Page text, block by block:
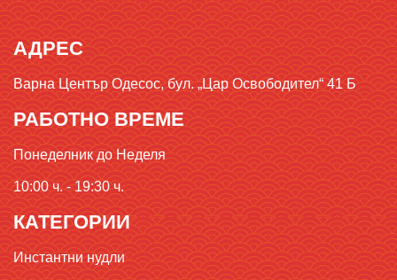
АДРЕС
Варна Център Одесос, бул. „Цар Освободител“ 41 Б
РАБОТНО ВРЕМЕ
Понеделник до Неделя
10:00 ч. - 19:30 ч.
КАТЕГОРИИ
Инстантни нудли